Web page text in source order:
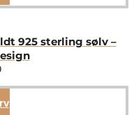
925 sterling sølv –